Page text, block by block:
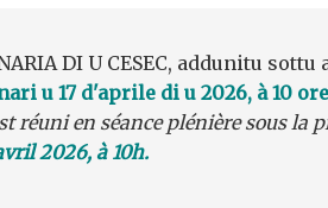
DI U CESEC, addunitu
u 17 d'aprile di u 2026, à 10 ore
réuni en séance plénière sous la
2026, à 10h.